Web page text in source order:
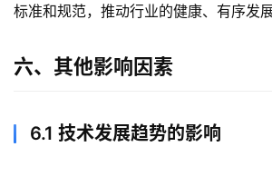
标准和规范，推动行业的健康、有序发展
六、其他影响因素
6.1 技术发展趋势的影响